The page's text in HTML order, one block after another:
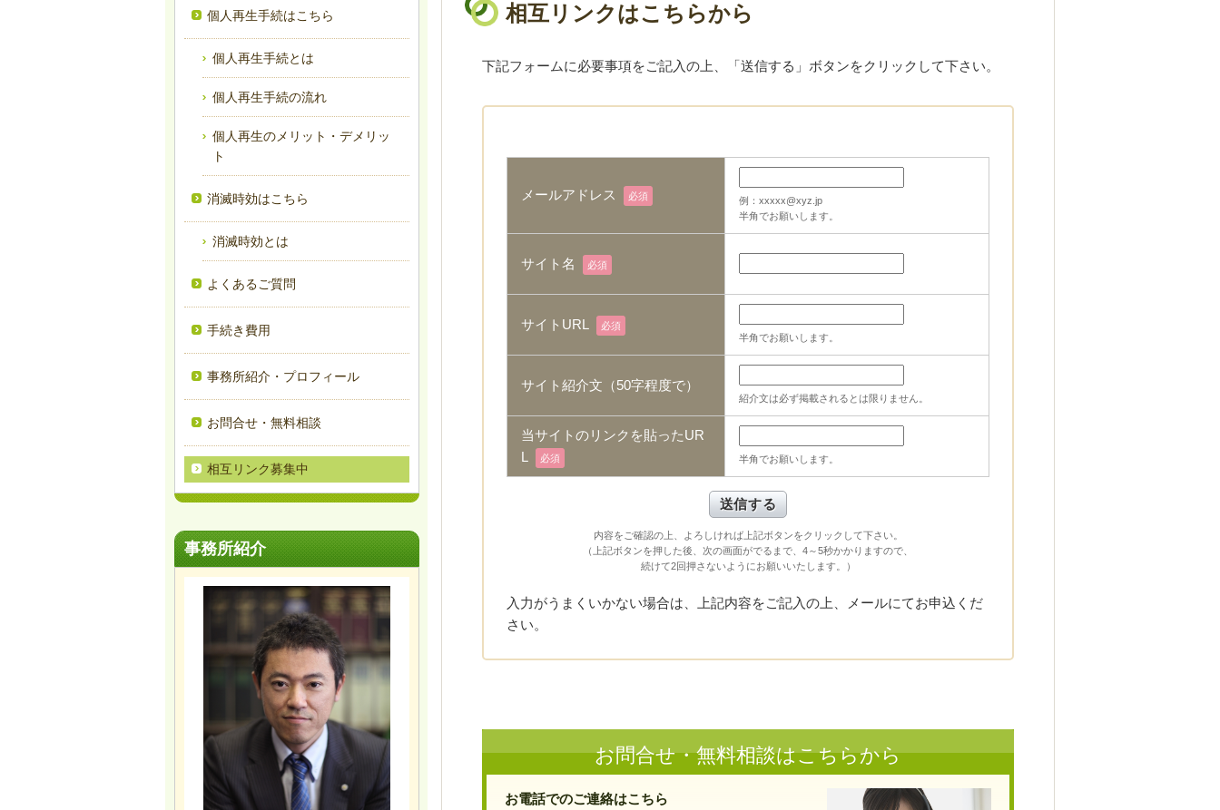
相互リンクはこちらから
下記フォームに必要事項をご記入の上、「送信する」ボタンをクリックして下さい。
メールアドレス 必須
例：xxxxx@xyz.jp
半角でお願いします。
サイト名 必須
サイトURL
必須
半角でお願いします。
サイト紹介文（50字程度で）
紹介文は必ず掲載されるとは限りません。
当サイトのリンクを貼ったUR
L
必須 半角でお願いします。
内容をご確認の上、よろしければ上記ボタンをクリックして下さい。
（上記ボタンを押した後、次の画面がでるまで、4～5秒かかりますので、
続けて2回押さないようにお願いいたします。）
入力がうまくいかない場合は、上記内容をご記入の上、メールにてお申込くだ
さい。
お問合せ・無料相談はこちらから
お電話でのご連絡はこちら
個人再生手続はこちら
個人再生手続とは
個人再生手続の流れ
個人再生のメリット・デメリッ
ト
消滅時効はこちら
消滅時効とは
よくあるご質問
手続き費用
事務所紹介・プロフィール
お問合せ・無料相談
相互リンク募集中
事務所紹介